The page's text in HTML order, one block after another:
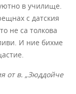
в училище.
с датския
не са толкова
И ние бихме
от в. „Зюддойче